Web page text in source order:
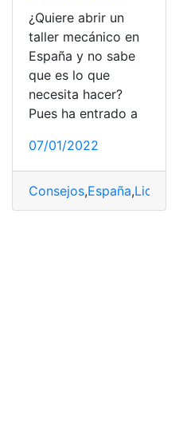
¿Quiere abrir un
taller mecánico en
España y no sabe
que es lo que
necesita hacer?
Pues ha entrado a
07/01/2022
Consejos,España,Licencias